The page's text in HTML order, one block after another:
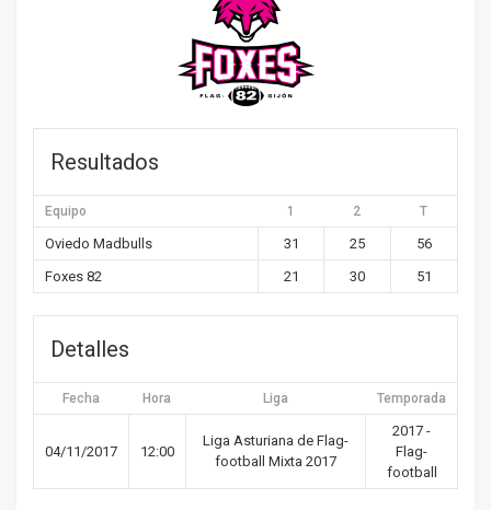
Resultados
Equipo 1 2 T
Oviedo Madbulls 31 25
56
Foxes 82
21 30 51
Detalles
Fecha Hora Liga Temporada
04/11/2017 12:00
Liga Asturiana de Flag-
football Mixta 2017
2017 -
Flag-
football